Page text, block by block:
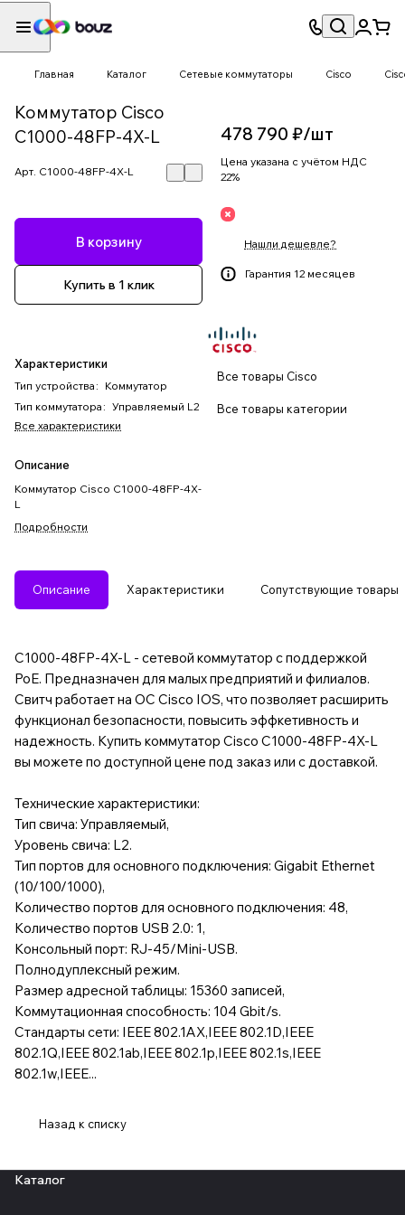
Главная Каталог Сетевые коммутаторы Cisco
Коммутатор Cisco
C1000-48FP-4X-L
Арт. C1000-48FP-4X-L
В корзину
Купить в 1 клик
Характеристики
Тип устройства : Коммутатор
Тип коммутатора : Управляемый L2
Все характеристики
Описание
Коммутатор Cisco C1000-48FP-4X-
L
Подробности
478 790 ₽/шт
Цена указана с учётом НДС
22%
Нашли дешевле?
Гарантия 12 месяцев
Все товары Cisco
Все товары категории
Описание Характеристики Сопутствующие товары
C1000-48FP-4X-L - сетевой коммутатор с поддержкой
PoE. Предназначен для малых предприятий и филиалов.
Свитч работает на ОС Cisco IOS, что позволяет расширить
функционал безопасности, повысить эффкетивность и
надежность. Купить коммутатор Cisco C1000-48FP-4X-L
вы можете по доступной цене под заказ или с доставкой.
Технические характеристики:
Тип свича: Управляемый,
Уровень свича: L2.
Тип портов для основного подключения: Gigabit Ethernet
(10/100/1000),
Количество портов для основного подключения: 48,
Количество портов USB 2.0: 1,
Консольный порт: RJ-45/Mini-USB.
Полнодуплексный режим.
Размер адресной таблицы: 15360 записей,
Коммутационная способность: 104 Gbit/s.
Стандарты сети: IEEE 802.1AX,IEEE 802.1D,IEEE
802.1Q,IEEE 802.1ab,IEEE 802.1p,IEEE 802.1s,IEEE
802.1w,IEEE...
Назад к списку
Каталог